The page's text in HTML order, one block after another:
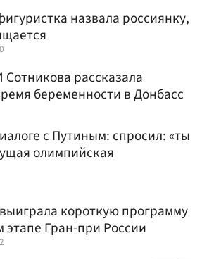
назвала россиянку,
рассказала
беременности в Донбасс
с Путиным: спросил: «ты
олимпийская
короткую программу
этапе Гран-при России